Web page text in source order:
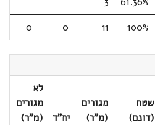
100%
11
0
0
שטח
(דונם)
מגורים
(מ"ר)
יח"ד
לא
מגורים
(מ"ר)